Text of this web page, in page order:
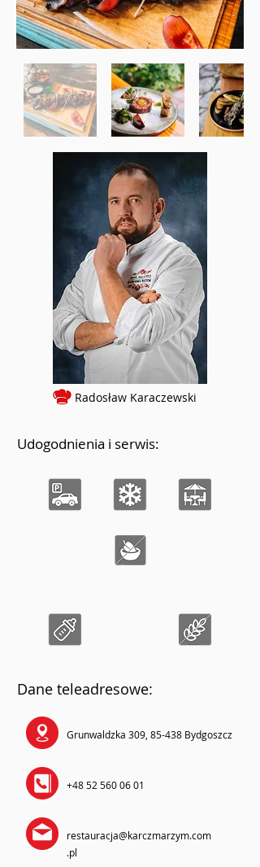
Radosław Karaczewski
Udogodnienia i serwis:
Dane teleadresowe:
Grunwaldzka 309, 85-438 Bydgoszcz
+48 52 560 06 01
restauracja@karczmarzym.com
.pl